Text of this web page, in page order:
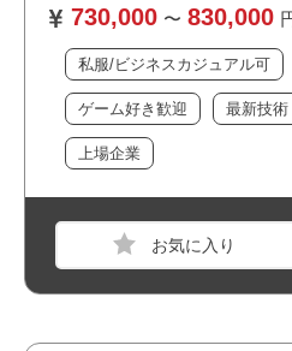
730,000 〜 830,000
私服/ビジネスカジュアル可
ゲーム好き歓迎 最新技術
上場企業
・ゲームが好きな方歓迎！
応経験
おすすめポイント
職種
サーバーエンジニア
業界
金融
スキル
Windows Server
必須スキル